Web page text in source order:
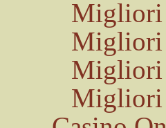
Migliori
Migliori
Migliori
Migliori